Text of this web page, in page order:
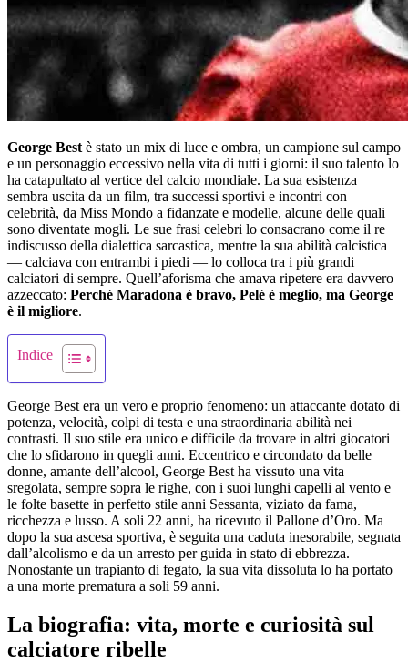
George Best è stato un mix di luce e ombra, un campione sul campo
e un personaggio eccessivo nella vita di tutti i giorni: il suo talento lo
ha catapultato al vertice del calcio mondiale. La sua esistenza
sembra uscita da un film, tra successi sportivi e incontri con
celebrità, da Miss Mondo a fidanzate e modelle, alcune delle quali
sono diventate mogli. Le sue frasi celebri lo consacrano come il re
indiscusso della dialettica sarcastica, mentre la sua abilità calcistica
— calciava con entrambi i piedi — lo colloca tra i più grandi
calciatori di sempre. Quell’aforisma che amava ripetere era davvero
azzeccato: Perché Maradona è bravo, Pelé è meglio, ma George
è il migliore.
Indice
George Best era un vero e proprio fenomeno: un attaccante dotato di
potenza, velocità, colpi di testa e una straordinaria abilità nei
contrasti. Il suo stile era unico e difficile da trovare in altri giocatori
che lo sfidarono in quegli anni. Eccentrico e circondato da belle
donne, amante dell’alcool, George Best ha vissuto una vita
sregolata, sempre sopra le righe, con i suoi lunghi capelli al vento e
le folte basette in perfetto stile anni Sessanta, viziato da fama,
ricchezza e lusso. A soli 22 anni, ha ricevuto il Pallone d’Oro. Ma
dopo la sua ascesa sportiva, è seguita una caduta inesorabile, segnata
dall’alcolismo e da un arresto per guida in stato di ebbrezza.
Nonostante un trapianto di fegato, la sua vita dissoluta lo ha portato
a una morte prematura a soli 59 anni.
La biografia: vita, morte e curiosità sul
calciatore ribelle